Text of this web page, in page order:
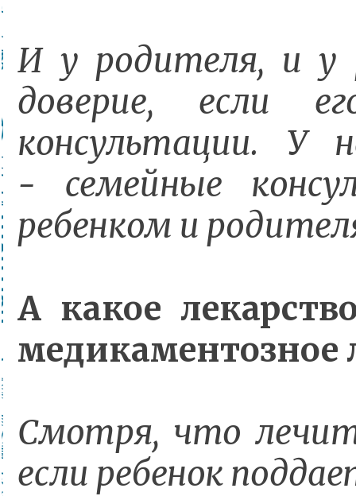
И у родителя, и у
доверие, если
консультации.
- семейные
ребенком и
А какое
медикаментозное
Смотря, что
если ребенок